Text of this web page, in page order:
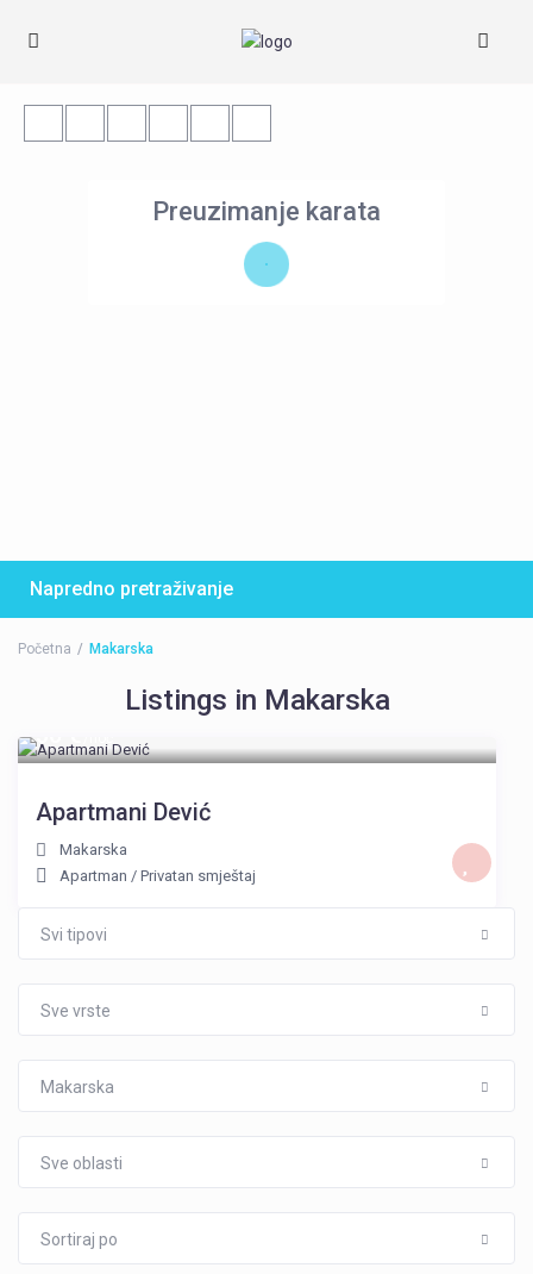
Preuzimanje karata
Napredno pretraživanje
Početna Makarska
Listings in Makarska
30 €
Apartmani Dević
Makarska
Apartman /Privatan smještaj
Svi tipovi
Sve vrste
Makarska
Sve oblasti
Sortiraj po